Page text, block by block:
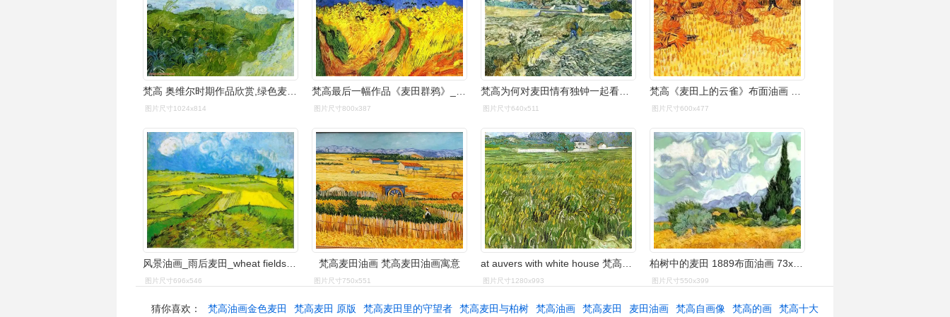
梵高 奥维尔时期作品欣赏,绿色麦田 荷兰 梵高作品赏析 1890 油画
图片尺寸1024x814
梵高最后一幅作品《麦田群鸦》_梵高_高清油画_超高清世界名画下载网
图片尺寸800x387
梵高为何对麦田情有独钟一起看看梵高的麦田画作
图片尺寸640x511
梵高《麦田上的云雀》布面油画 34x65.5cm 阿姆斯特丹凡高博物馆
图片尺寸600x477
风景油画_雨后麦田_wheat fields after the rain-文森特·梵高
图片尺寸696x546
梵高麦田油画 梵高麦田油画寓意
图片尺寸750x551
at auvers with white house 梵高油画作品,无水印高清大图 - 麦田
图片尺寸1280x993
柏树中的麦田 1889布面油画 73x93.5cam
图片尺寸550x399
猜你喜欢： 梵高油画金色麦田 梵高麦田 原版 梵高麦田里的守望者 梵高麦田与柏树 梵高油画 梵高麦田 麦田油画 梵高自画像 梵高的画 梵高十大